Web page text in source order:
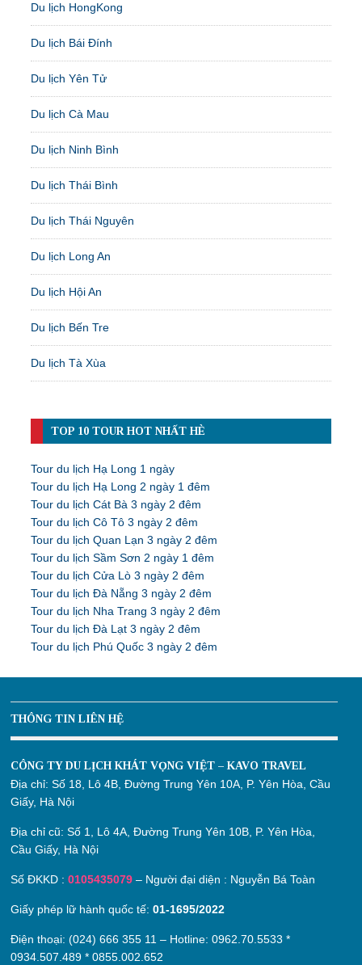
Du lịch HongKong
Du lịch Bái Đính
Du lịch Yên Tử
Du lịch Cà Mau
Du lịch Ninh Bình
Du lịch Thái Bình
Du lịch Thái Nguyên
Du lịch Long An
Du lịch Hội An
Du lịch Bến Tre
Du lịch Tà Xùa
TOP 10 TOUR HOT NHẤT HÈ
Tour du lịch Hạ Long 1 ngày
Tour du lịch Hạ Long 2 ngày 1 đêm
Tour du lịch Cát Bà 3 ngày 2 đêm
Tour du lịch Cô Tô 3 ngày 2 đêm
Tour du lịch Quan Lạn 3 ngày 2 đêm
Tour du lịch Sầm Sơn 2 ngày 1 đêm
Tour du lịch Cửa Lò 3 ngày 2 đêm
Tour du lịch Đà Nẵng 3 ngày 2 đêm
Tour du lịch Nha Trang 3 ngày 2 đêm
Tour du lịch Đà Lạt 3 ngày 2 đêm
Tour du lịch Phú Quốc 3 ngày 2 đêm
THÔNG TIN LIÊN HỆ
CÔNG TY DU LỊCH KHÁT VỌNG VIỆT – KAVO TRAVEL
Địa chỉ:Số 18, Lô 4B, Đường Trung Yên 10A, P. Yên Hòa, Cầu
Giấy, Hà Nội
Địa chỉ cũ:Số 1, Lô 4A, Đường Trung Yên 10B, P. Yên Hòa,
Cầu Giấy, Hà Nội
Số ĐKKD :0105435079 – Người đại diện : Nguyễn Bá Toàn
Giấy phép lữ hành quốc tế:01-1695/2022
Điện thoại: (024) 666 355 11 – Hotline:0962.70.5533 *
0934.507.489 *0855.002.652